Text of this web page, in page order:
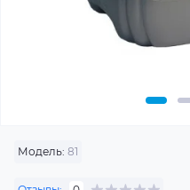
Модель: 81